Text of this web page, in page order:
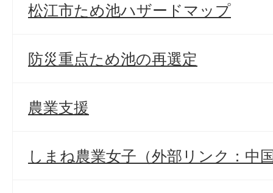
松江市ため池ハザードマップ
防災重点ため池の再選定
農業支援
しまね農業女子（外部リンク：中